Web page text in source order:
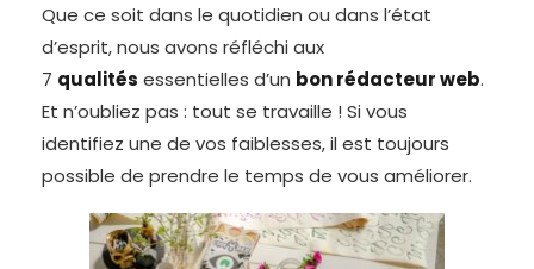
Que ce soit dans le quotidien ou dans l’état
d’esprit, nous avons réfléchi aux
7 qualités essentielles d’un bon rédacteur web.
Et n’oubliez pas : tout se travaille ! Si vous
identifiez une de vos faiblesses, il est toujours
possible de prendre le temps de vous améliorer.